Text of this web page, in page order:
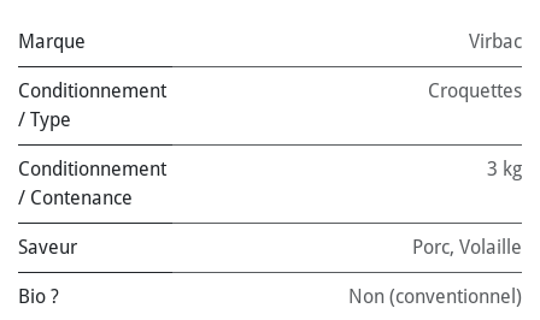
Marque Virbac
Conditionnement
/ Type
Croquettes
Conditionnement
/ Contenance
3 kg
Saveur Porc, Volaille
Bio ? Non (conventionnel)